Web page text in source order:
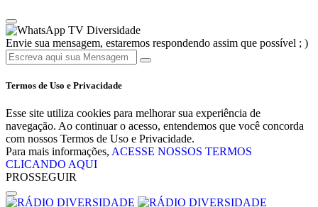
TV Diversidade
Envie sua mensagem, estaremos respondendo assim que possível ; )
Termos de Uso e Privacidade
Esse site utiliza cookies para melhorar sua experiência de
navegação. Ao continuar o acesso, entendemos que você concorda
com nossos Termos de Uso e Privacidade.
Para mais informações, ACESSE NOSSOS TERMOS
CLICANDO AQUI
PROSSEGUIR